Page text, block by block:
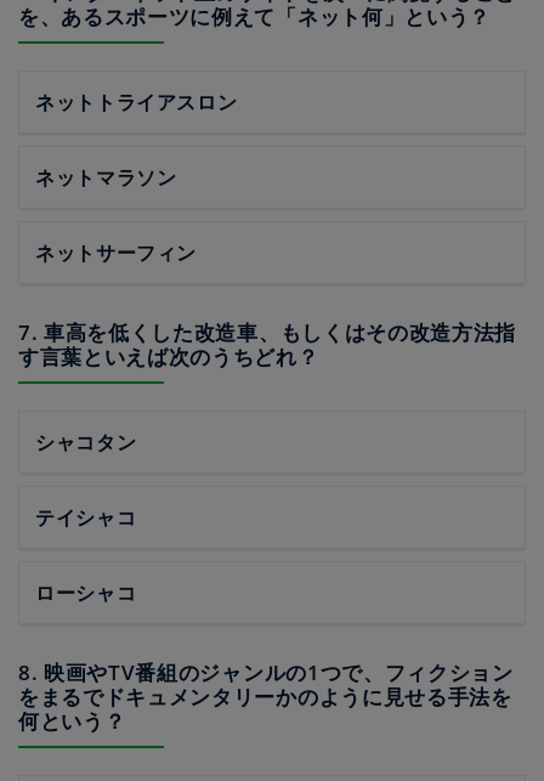
を、あるスポーツに例えて「ネット何」という？
ネットトライアスロン
ネットマラソン
ネットサーフィン
7. 車高を低くした改造車、もしくはその改造方法指
す言葉といえば次のうちどれ？
シャコタン
テイシャコ
ローシャコ
8. 映画やTV番組のジャンルの1つで、フィクション
をまるでドキュメンタリーかのように見せる手法を
何という？